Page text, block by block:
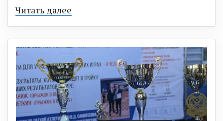
Читать далее